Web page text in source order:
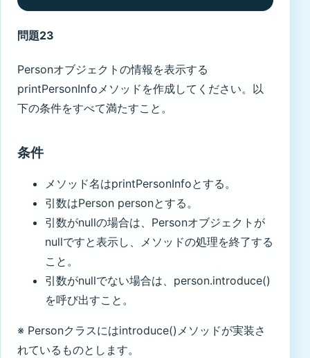
問題23
Personオブジェクトの情報を表示する
printPersonInfoメソッドを作成してください。以
下の条件をすべて満たすこと。
条件
メソッド名はprintPersonInfoとする。
引数はPerson personとする。
引数がnullの場合は、Personオブジェクトが
nullですと表示し、メソッドの処理を終了する
こと。
引数がnullでない場合は、person.introduce()
を呼び出すこと。
※ Personクラスにはintroduce()メソッドが実装さ
れているものとします。